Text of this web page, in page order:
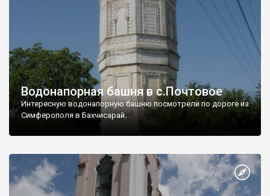
Водонапорная башня в с.Почтовое
Интересную водонапорную башню посмотрели по дороге из
Симферополя в Бахчисарай.